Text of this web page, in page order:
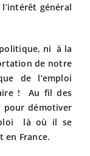
général
ni à la
de notre
de l’emploi
! Au fil des
pour démotiver
là où il se
en France.